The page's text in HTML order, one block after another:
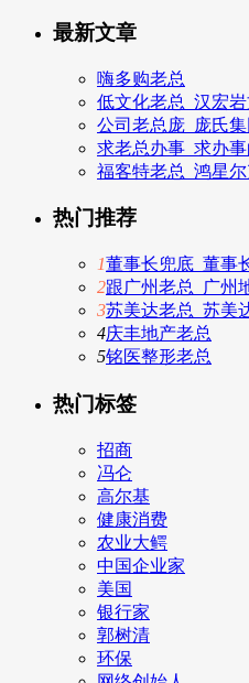
最新文章
嗨多购老总
低文化老总_汉宏
公司老总庞_庞氏
求老总办事_求办
福客特老总_鸿星
热门推荐
1董事长兜底_董事
2跟广州老总_广州
3苏美达老总_苏美
4庆丰地产老总
5铭医整形老总
热门标签
招商
冯仑
高尔基
健康消费
农业大鳄
中国企业家
美国
银行家
郭树清
环保